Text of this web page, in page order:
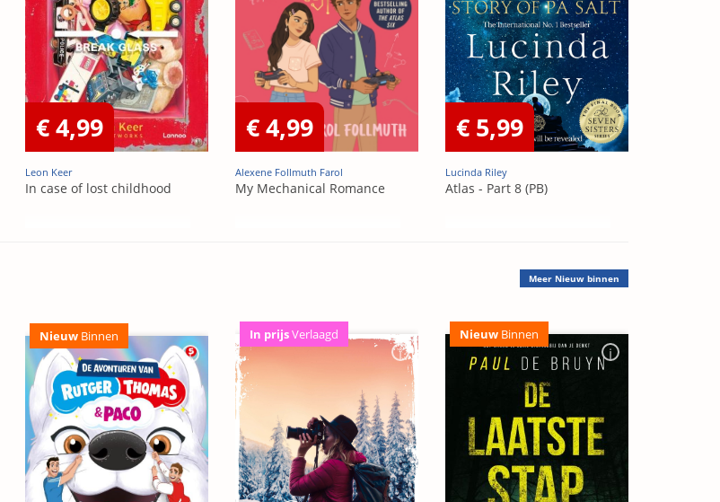
€ 4,99
Leon Keer
In case of lost childhood
€ 4,99
Alexene Follmuth Farol
My Mechanical Romance
€ 5,99
Lucinda Riley
Atlas - Part 8 (PB)
Meer Nieuw binnen
Nieuw Binnen In prijsVerlaagd Nieuw Binnen